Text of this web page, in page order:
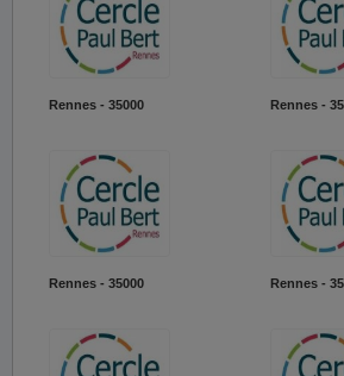
Rennes - 35000 Rennes -
Rennes - 35000 Rennes -